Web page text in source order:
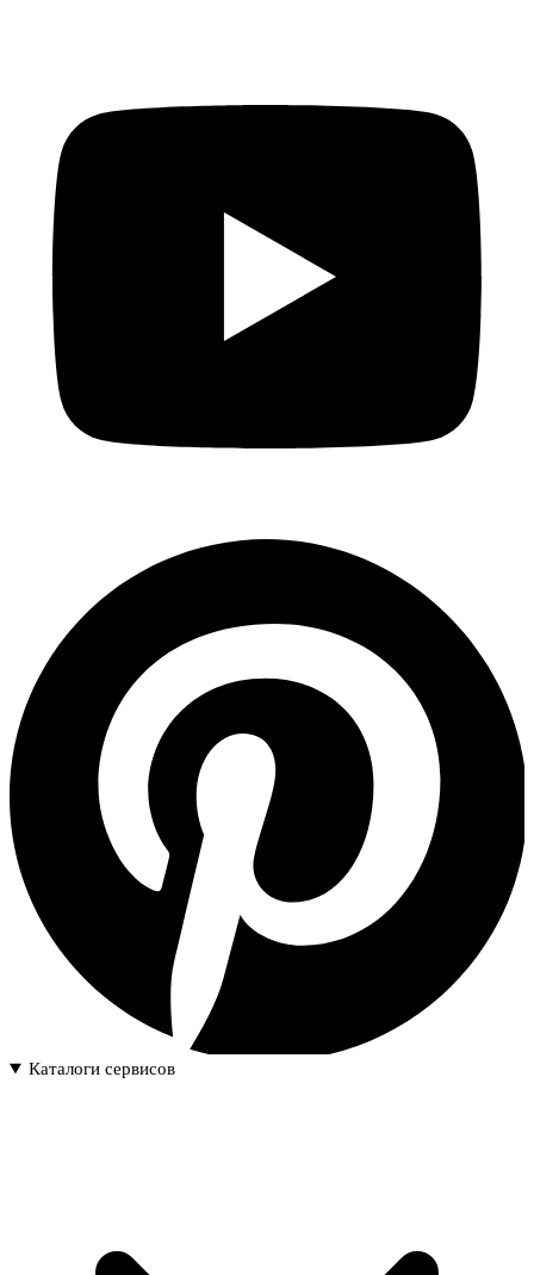
Каталоги сервисов